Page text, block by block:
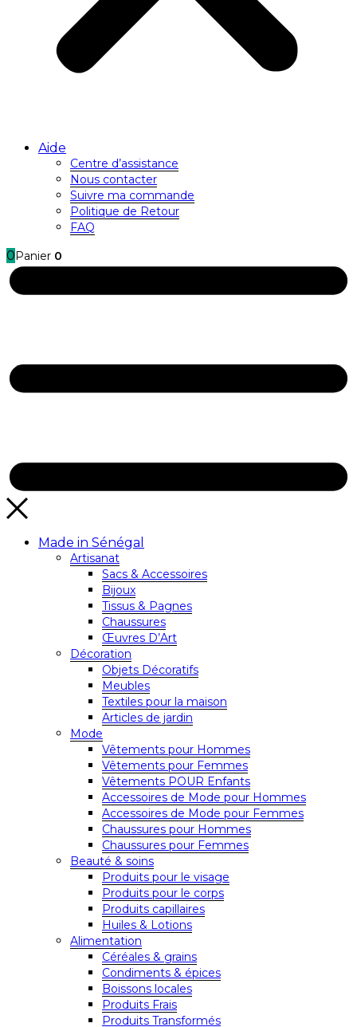
Aide
Centre d’assistance
Nous contacter
Suivre ma commande
Politique de Retour
FAQ
0 Panier 0
Made in Sénégal
Artisanat
Sacs & Accessoires
Bijoux
Tissus & Pagnes
Chaussures
Œuvres D’Art
Décoration
Objets Décoratifs
Meubles
Textiles pour la maison
Articles de jardin
Mode
Vêtements pour Hommes
Vêtements pour Femmes
Vêtements POUR Enfants
Accessoires de Mode pour Hommes
Accessoires de Mode pour Femmes
Chaussures pour Hommes
Chaussures pour Femmes
Beauté & soins
Produits pour le visage
Produits pour le corps
Produits capillaires
Huiles & Lotions
Alimentation
Céréales & grains
Condiments & épices
Boissons locales
Produits Frais
Produits Transformés